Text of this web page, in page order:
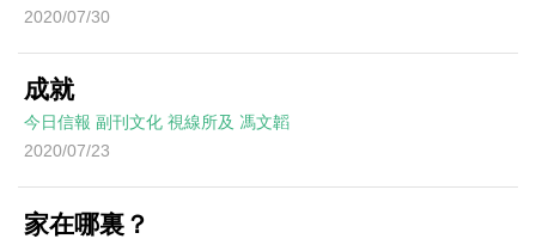
2020/07/30
成就
今日信報 副刊文化 視線所及 馮文韜
2020/07/23
家在哪裏？